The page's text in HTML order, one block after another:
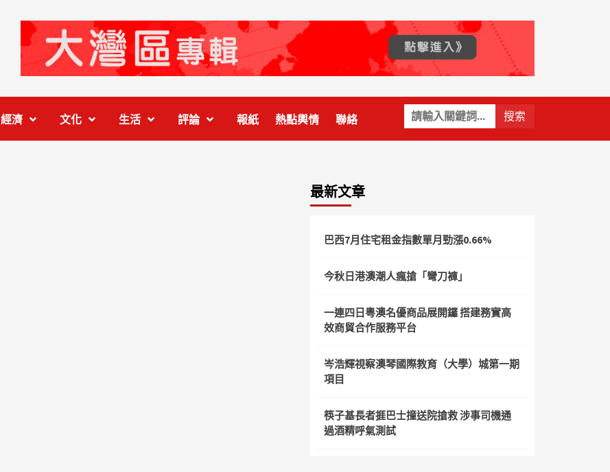
關
鍵
字:
經濟 文化 生活 評論 報紙 熱點輿情 聯絡
最新文章
巴西7月住宅租金指數單月勁漲0.66%
今秋日港澳潮人瘋搶「彎刀褲」
一連四日粵澳名優商品展開鑼 搭建務實高
效商貿合作服務平台
岑浩輝視察澳琴國際教育（大學）城第一期
項目
筷子基長者捱巴士撞送院搶救 涉事司機通
過酒精呼氣測試